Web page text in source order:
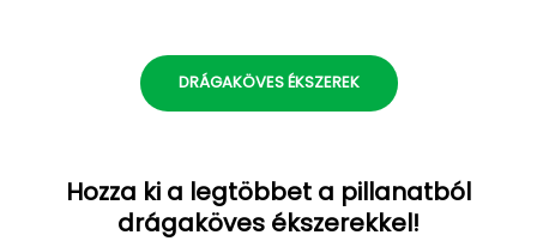
DRÁGAKÖVES ÉKSZEREK
Hozza ki a legtöbbet a pillanatból
drágaköves ékszerekkel!